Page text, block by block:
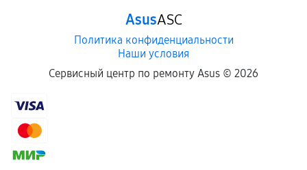
AsusASC
Политика конфиденциальности
Наши условия
Сервисный центр по ремонту Asus © 2026